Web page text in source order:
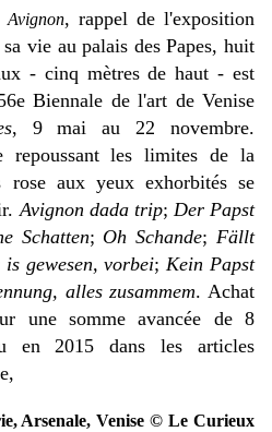
Avignon, rappel de l'exposition
vie au palais des Papes, huit
- cinq mètres de haut - est
e Biennale de l'art de Venise
, 9 mai au 22 novembre.
repoussant les limites de la
rose aux yeux exhorbités se
Avignon dada trip; Der Papst
Schatten; Oh Schande; Fällt
is gewesen, vorbei; Kein Papst
alles zusammem. Achat
une somme avancée de 8
en 2015 dans les articles
Arsenale, Venise © Le Curieux